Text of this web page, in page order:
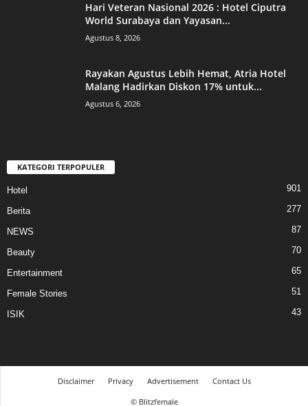
Hari Veteran Nasional 2026 : Hotel Ciputra
World Surabaya dan Yayasan...
Agustus 8, 2026
Rayakan Agustus Lebih Hemat, Atria Hotel
Malang Hadirkan Diskon 17% untuk...
Agustus 6, 2026
KATEGORI TERPOPULER
Hotel 901
Berita 277
NEWS 87
Beauty 70
Entertainment 65
Female Stories 51
ISIK 43
Disclaimer Privacy Advertisement
Contact Us
© Blitzfemale